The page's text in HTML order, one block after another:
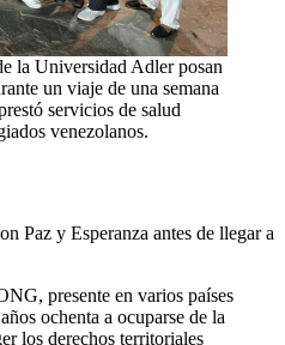
la Universidad Adler posan
un viaje de una semana
servicios de salud
venezolanos.
Paz y Esperanza antes de llegar a
presente en varios países
ochenta a ocuparse de la
los derechos territoriales